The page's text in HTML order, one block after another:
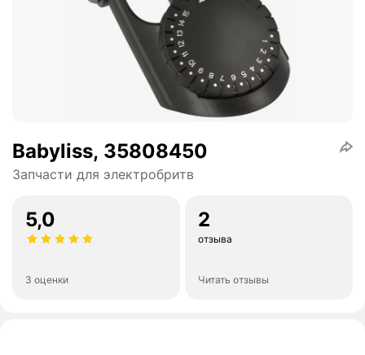
Babyliss, 35808450
Запчасти для электробритв
5,0
3 оценки
2
отзыва
Читать отзывы